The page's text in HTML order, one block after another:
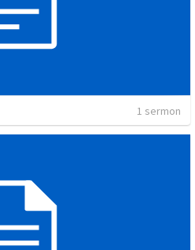
1 sermon